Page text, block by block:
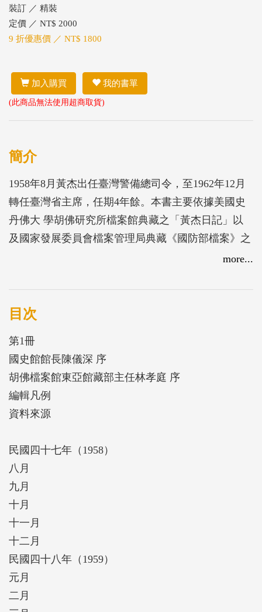
裝訂 ／ 精裝
定價 ／ NT$ 2000
9 折優惠價 ／ NT$ 1800
加入購買 我的書單
(此商品無法使用超商取貨)
簡介
1958年8月黃杰出任臺灣警備總司令，至1962年12月
轉任臺灣省主席，任期4年餘。本書主要依據美國史
丹佛大 學胡佛研究所檔案館典藏之「黃杰日記」以
及國家發展委員會檔案管理局典藏《國防部檔案》之
「臺灣省警備總司令部工作日記」等，輔以國史館藏
more...
目次
第1冊
國史館館長陳儀深 序
胡佛檔案館東亞館藏部主任林孝庭 序
編輯凡例
資料來源
民國四十七年（1958）
八月
九月
十月
十一月
十二月
民國四十八年（1959）
元月
二月